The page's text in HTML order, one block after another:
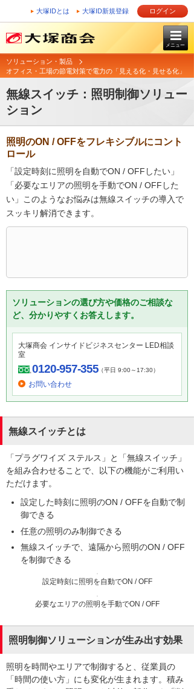
大塚IDとは 大塚ID新規登録 ログイン
メニュー
ソリューション・製品
オフィス・工場の節電対策で電力の「見える化・見せる化」
無線スイッチ：照明制御ソリュー
ション
照明のON / OFFをフレキシブルにコント
ロール
「設定時刻に照明を自動でON / OFFしたい」
「必要なエリアの照明を手動でON / OFFした
い」このようなお悩みは無線スイッチの導入で
スッキリ解消できます。
ソリューションの選び方や価格のご相談な
ど、分かりやすくお答えします。
大塚商会 インサイドビジネスセンター LED相談
室
0120-957-355（平日 9:00～17:30）
お問い合わせ
無線スイッチとは
「プラグワイズ ステルス」と「無線スイッチ」
を組み合わせることで、以下の機能がご利用い
ただけます。
設定した時刻に照明のON / OFFを自動で制
御できる
任意の照明のみ制御できる
無線スイッチで、遠隔から照明のON / OFF
を制御できる
設定時刻に照明を自動でON / OFF
必要なエリアの照明を手動でON / OFF
照明制御ソリューションが生み出す効果
照明を時間やエリアで制御すると、従業員の
「時間の使い方」にも変化が生まれます。積み